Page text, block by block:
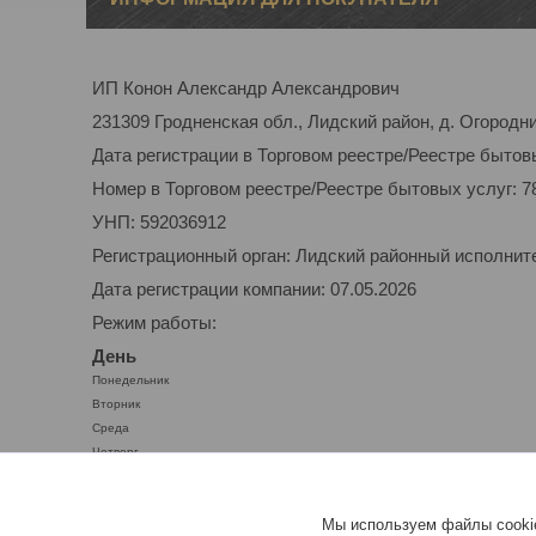
ИП Конон Александр Александрович
231309 Гродненская обл., Лидский район, д.
Дата регистрации в Торговом реестре/Реестре
Номер в Торговом реестре/Реестре бытовых услуг:
УНП: 592036912
Регистрационный орган: Лидский районный
Дата регистрации компании: 07.05.2026
Режим работы:
День
Понедельник
Вторник
Среда
Четверг
Мы используем файлы